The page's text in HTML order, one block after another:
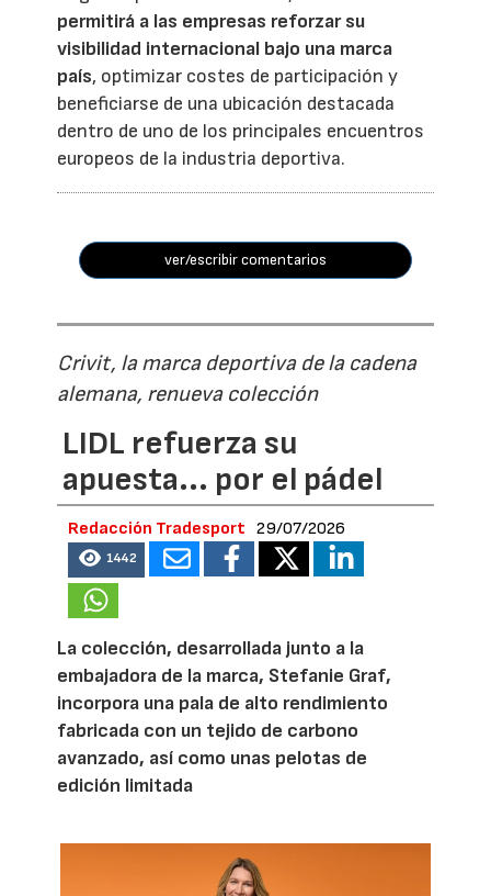
permitirá a las empresas reforzar su
visibilidad internacional bajo una marca
país, optimizar costes de participación y
beneficiarse de una ubicación destacada
dentro de uno de los principales encuentros
europeos de la industria deportiva.
ver/escribir comentarios
Crivit, la marca deportiva de la cadena
alemana, renueva colección
LIDL refuerza su
apuesta... por el pádel
Redacción Tradesport 29/07/2026
1442
La colección, desarrollada junto a la
embajadora de la marca, Stefanie Graf,
incorpora una pala de alto rendimiento
fabricada con un tejido de carbono
avanzado, así como unas pelotas de
edición limitada